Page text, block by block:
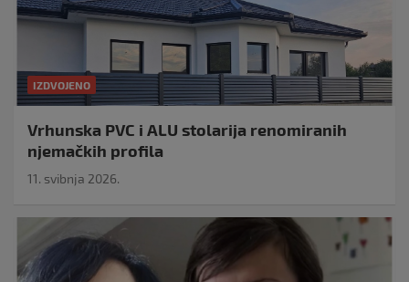
IZDVOJENO
Vrhunska PVC i ALU stolarija renomiranih
njemačkih profila
11. svibnja 2026.